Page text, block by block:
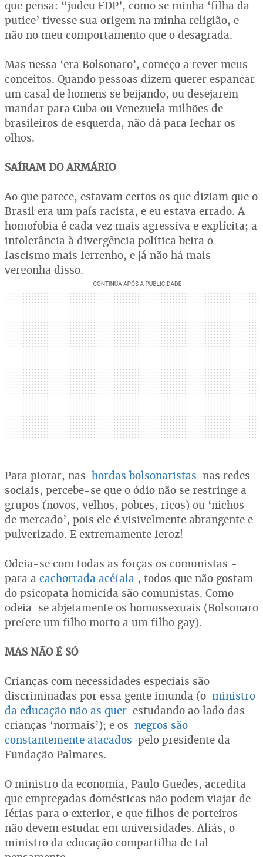
que pensa: “judeu FDP’, como se minha ‘filha da
putice’ tivesse sua origem na minha religião, e
não no meu comportamento que o desagrada.
Mas nessa ‘era Bolsonaro’, começo a rever meus
conceitos. Quando pessoas dizem querer espancar
um casal de homens se beijando, ou desejarem
mandar para Cuba ou Venezuela milhões de
brasileiros de esquerda, não dá para fechar os
olhos.
SAÍRAM DO ARMÁRIO
Ao que parece, estavam certos os que diziam que o
Brasil era um país racista, e eu estava errado. A
homofobia é cada vez mais agressiva e explícita; a
intolerância à divergência política beira o
fascismo mais ferrenho, e já não há mais
vergonha disso.
Para piorar, nas hordas bolsonaristas nas redes
sociais, percebe-se que o ódio não se restringe a
grupos (novos, velhos, pobres, ricos) ou ‘nichos
de mercado’, pois ele é visivelmente abrangente e
pulverizado. E extremamente feroz!
Odeia-se com todas as forças os comunistas -
para a cachorrada acéfala , todos que não gostam
do psicopata homicida são comunistas. Como
odeia-se abjetamente os homossexuais (Bolsonaro
prefere um filho morto a um filho gay).
MAS NÃO É SÓ
Crianças com necessidades especiais são
discriminadas por essa gente imunda (o ministro
da educação não as quer estudando ao lado das
crianças ‘normais’); e os negros são
constantemente atacados pelo presidente da
Fundação Palmares.
O ministro da economia, Paulo Guedes, acredita
que empregadas domésticas não podem viajar de
férias para o exterior, e que filhos de porteiros
não devem estudar em universidades. Aliás, o
ministro da educação compartilha de tal